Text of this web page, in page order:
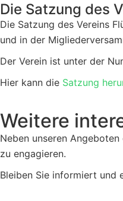
Die Satzung des
Die Satzung des Vereins
und in der
Der Verein ist unter der
Hier kann die Satzung
Weitere
Neben unseren
zu engagieren.
Bleiben Sie informiert und